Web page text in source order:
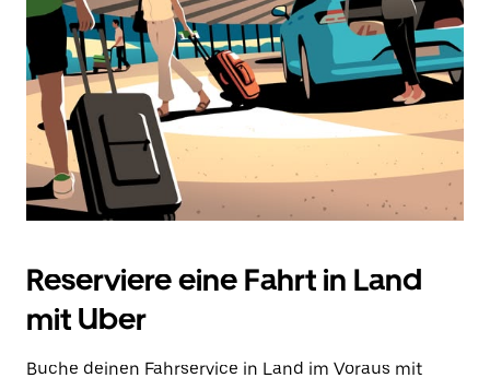
Reserviere eine Fahrt in Land
mit Uber
Buche deinen Fahrservice in Land im Voraus mit